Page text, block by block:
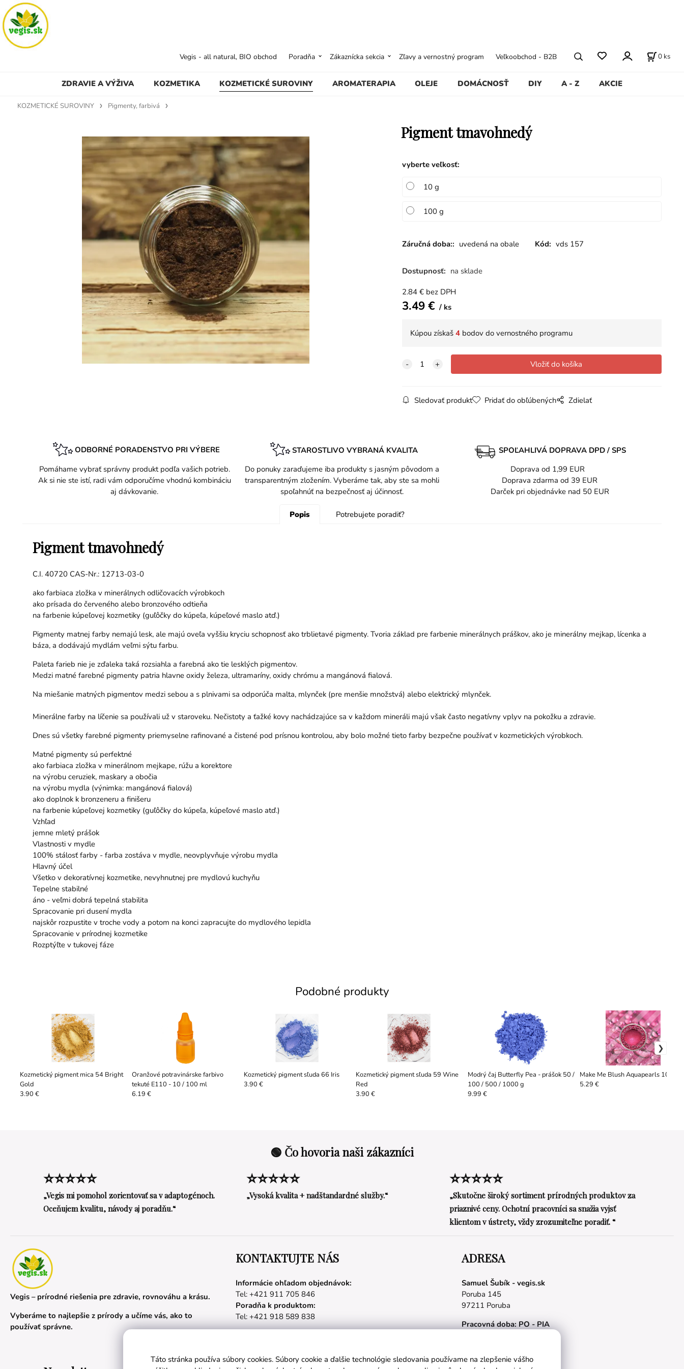
ZDRAVIE A VÝŽIVA KOZMETIKA KOZMETICKÉ SUROVINY AROMATERAPIA OLEJE DOMÁCNOSŤ DIY A - Z AKCIE
Vegis - all natural, BIO obchod Poradňa Zákaznícka sekcia Zľavy a vernostný program Veľkoobchod - B2B 0 ks
KOZMETICKÉ SUROVINY Pigmenty, farbivá
Pigment tmavohnedý
vyberte veľkosť:
10 g
100 g
Záručná doba:: uvedená na obale Kód: vds 157
Dostupnosť: na sklade
2.84€ bez DPH
3.49€ ks
Kúpou získaš 4bodov do vernostného programu
Sledovať produkt Pridať do obľúbených Zdielať
ODBORNÉ PORADENSTVO PRI VÝBERE
Pomáhame vybrať správny produkt podľa vašich potrieb.
Ak si nie ste istí, radi vám odporučíme vhodnú kombináciu
aj dávkovanie.
STAROSTLIVO VYBRANÁ KVALITA
Do ponuky zaraďujeme iba produkty s jasným pôvodom a
transparentným zložením. Vyberáme tak, aby ste sa mohli
spoľahnúť na bezpečnosť aj účinnosť.
SPOĽAHLIVÁ DOPRAVA DPD / SPS
Doprava od 1,99 EUR
Doprava zdarma od 39 EUR
Darček pri objednávke nad 50 EUR
Popis Potrebujete poradiť?
Pigment tmavohnedý
C.I. 40720 CAS-Nr.: 12713-03-0
ako farbiaca zložka v minerálnych odličovacích výrobkoch
ako prísada do červeného alebo bronzového odtieňa
na farbenie kúpeľovej kozmetiky (guľôčky do kúpeľa, kúpeľové maslo atď.)
Pigmenty matnej farby nemajú lesk, ale majú oveľa vyššiu kryciu schopnosť ako trblietavé pigmenty. Tvoria základ pre farbenie minerálnych práškov, ako je minerálny mejkap, lícenka a
báza, a dodávajú mydlám veľmi sýtu farbu.
Paleta farieb nie je zďaleka taká rozsiahla a farebná ako tie lesklých pigmentov.
Medzi matné farebné pigmenty patria hlavne oxidy železa, ultramaríny, oxidy chrómu a mangánová fialová.
Na miešanie matných pigmentov medzi sebou a s plnivami sa odporúča malta, mlynček (pre menšie množstvá) alebo elektrický mlynček.
Minerálne farby na líčenie sa používali už v staroveku. Nečistoty a ťažké kovy nachádzajúce sa v každom mineráli majú však často negatívny vplyv na pokožku a zdravie.
Dnes sú všetky farebné pigmenty priemyselne rafinované a čistené pod prísnou kontrolou, aby bolo možné tieto farby bezpečne používať v kozmetických výrobkoch.
Matné pigmenty sú perfektné
ako farbiaca zložka v minerálnom mejkape, rúžu a korektore
na výrobu ceruziek, maskary a obočia
na výrobu mydla (výnimka: mangánová fialová)
ako doplnok k bronzeneru a finišeru
na farbenie kúpeľovej kozmetiky (guľôčky do kúpeľa, kúpeľové maslo atď.)
Vzhľad
jemne mletý prášok
Vlastnosti v mydle
100% stálosť farby - farba zostáva v mydle, neovplyvňuje výrobu mydla
Hlavný účel
Všetko v dekoratívnej kozmetike, nevyhnutnej pre mydlovú kuchyňu
Tepelne stabilné
áno - veľmi dobrá tepelná stabilita
Spracovanie pri dusení mydla
najskôr rozpustite v troche vody a potom na konci zapracujte do mydlového lepidla
Spracovanie v prírodnej kozmetike
Rozptýľte v tukovej fáze
Podobné produkty
Kozmetický pigment mica 54 Bright
Gold
3.90 €
Oranžové potravinárske farbivo
tekuté E110 - 10 / 100 ml
6.19 €
Kozmetický pigment sľuda 66 Iris
3.90 €
Kozmetický pigment sľuda 59 Wine
Red
3.90 €
Modrý čaj Butterfly Pea - prášok 50 /
100 / 500 / 1000 g
9.99 €
Make Me Blush Aquapearls 10 g
5.29 €
🟢 Čo hovoria naši zákazníci
⭐⭐⭐⭐⭐
„Vegis mi pomohol zorientovať sa v adaptogénoch.
Oceňujem kvalitu, návody aj poradňu.“
⭐⭐⭐⭐⭐
„Vysoká kvalita + nadštandardné služby.“
⭐⭐⭐⭐⭐
„Skutočne široký sortiment prírodných produktov za
priaznivé ceny. Ochotní pracovníci sa snažia vyjsť
klientom v ústrety, vždy zrozumiteľne poradiť. “
Vegis – prírodné riešenia pre zdravie, rovnováhu a krásu.
Vyberáme to najlepšie z prírody a učíme vás, ako to
používať správne.
KONTAKTUJTE NÁS
Informácie ohľadom objednávok:
Tel: +421 911 705 846
Poradňa k produktom:
Tel: +421 918 589 838
ADRESA
Samuel Šubík - vegis.sk
Poruba 145
97211 Poruba
Pracovná doba: PO - PIA
Táto stránka používa súbory cookies. Súbory cookie a ďalšie technológie sledovania používame na zlepšenie vášho